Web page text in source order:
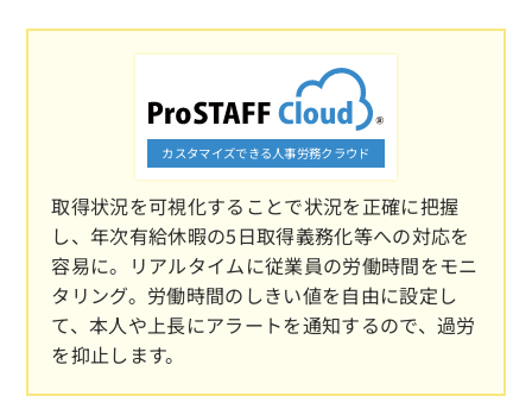
カスタマイズできる人事労務クラウド
取得状況を可視化することで状況を正確に把握
し、年次有給休暇の5日取得義務化等への対応を
容易に。リアルタイムに従業員の労働時間をモニ
タリング。労働時間のしきい値を自由に設定し
て、本人や上長にアラートを通知するので、過労
を抑止します。